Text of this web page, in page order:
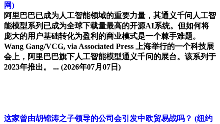
网)
阿里巴巴已成为人工智能领域的重要力量，其通义千问人工智
能模型系列已成为全球下载量最高的开源AI系统。但如何将
庞大的用户基础转化为盈利的商业模式是一个棘手难题。
Wang Gang/VCG, via Associated Press 上海举行的一个科技展
会上，阿里巴巴旗下人工智能模型通义千问的展台。该系列于
2023年推出。 ... (2026年07月07日)
这家曾由胡锦涛之子领导的公司会引发中欧贸易战吗？ (纽约